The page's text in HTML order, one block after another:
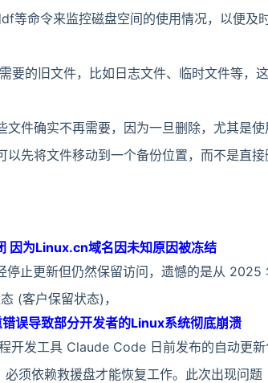
等命令来监控磁盘空间的使用情况，以便及
要的旧文件，比如日志文件、临时文件等，
文件确实不再需要，因为一旦删除，尤其是
先将文件移动到一个备份位置，而不是直接
因为Linux.cn域名因未知原因被冻结
止更新但仍然保留访问，遗憾的是从
(客户保留状态)，
误导致部分开发者的Linux系统彻底崩溃
开发工具 Claude Code 日前发布的自动更
须依赖救援盘才能恢复工作。此次出现问题